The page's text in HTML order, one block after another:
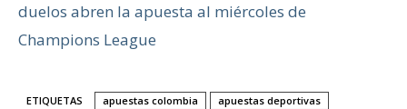
duelos abren la apuesta al miércoles de
Champions League
ETIQUETAS apuestas colombia
apuestas deportivas